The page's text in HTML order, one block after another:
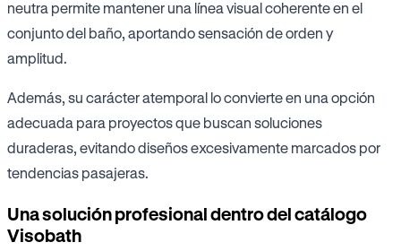
neutra permite mantener una línea visual coherente en el
conjunto del baño, aportando sensación de orden y
amplitud.
Además, su carácter atemporal lo convierte en una opción
adecuada para proyectos que buscan soluciones
duraderas, evitando diseños excesivamente marcados por
tendencias pasajeras.
Una solución profesional dentro del catálogo
Visobath